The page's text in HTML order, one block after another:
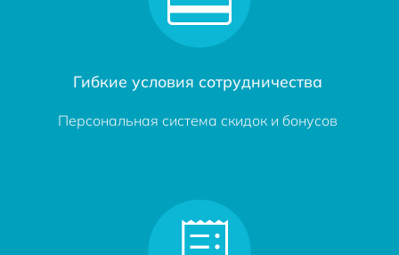
Гибкие условия сотрудничества
Персональная система скидок и бонусов